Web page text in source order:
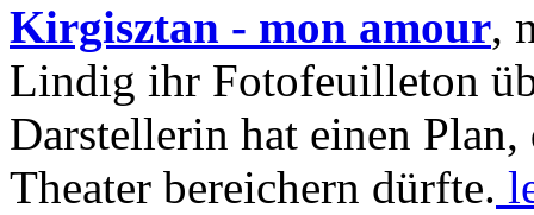
Kirgisztan - mon amour,
Lindig ihr Fotofeuilleton
Darstellerin hat einen Plan,
Theater bereichern dürfte.